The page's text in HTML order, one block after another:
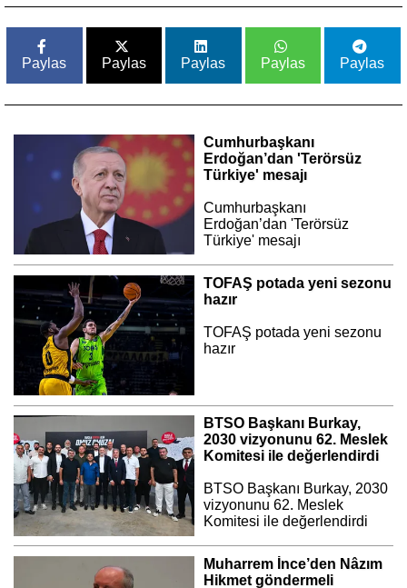
Paylas Paylas Paylas Paylas Paylas
Cumhurbaşkanı
Erdoğan’dan 'Terörsüz
Türkiye' mesajı
Cumhurbaşkanı
Erdoğan’dan 'Terörsüz
Türkiye' mesajı
TOFAŞ potada yeni sezonu
hazır
TOFAŞ potada yeni sezonu
hazır
BTSO Başkanı Burkay,
2030 vizyonunu 62. Meslek
Komitesi ile değerlendirdi
BTSO Başkanı Burkay, 2030
vizyonunu 62. Meslek
Komitesi ile değerlendirdi
Muharrem İnce’den Nâzım
Hikmet göndermeli